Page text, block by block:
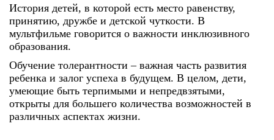
История детей, в которой есть место равенству,
принятию, дружбе и детской чуткости. В
мультфильме говорится о важности инклюзивного
образования.
Обучение толерантности – важная часть развития
ребенка и залог успеха в будущем. В целом, дети,
умеющие быть терпимыми и непредвзятыми,
открыты для большего количества возможностей в
различных аспектах жизни.